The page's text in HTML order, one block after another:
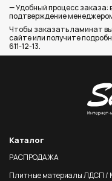
— Удобный процесс заказа:
подтверждение
Чтобы заказать ламинат
сайте или получите
611-12-13.
Каталог
РАСПРОДАЖА
Плитные материалы ЛДСП /